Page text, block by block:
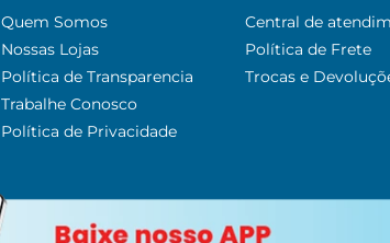
Quem Somos
Nossas Lojas
Política de Transparencia
Trabalhe Conosco
Política de Privacidade
Central de
Política de Frete
Trocas e